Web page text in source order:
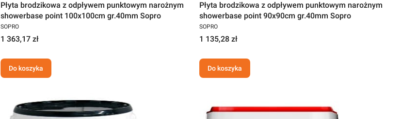
Płyta brodzikowa z odpływem punktowym narożnym
showerbase point 100x100cm gr.40mm Sopro
SOPRO
1 363,17 zł
Do koszyka
Płyta brodzikowa z odpływem punktowym narożnym
showerbase point 90x90cm gr.40mm Sopro
SOPRO
1 135,28 zł
Do koszyka